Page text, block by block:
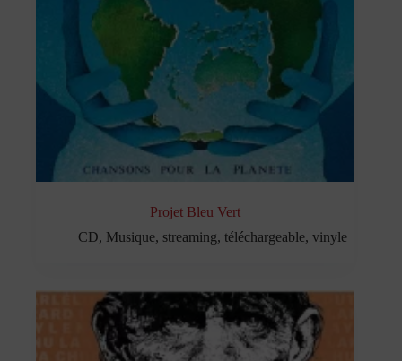
Projet Bleu Vert
CD, Musique, streaming,téléchargeable,vinyle